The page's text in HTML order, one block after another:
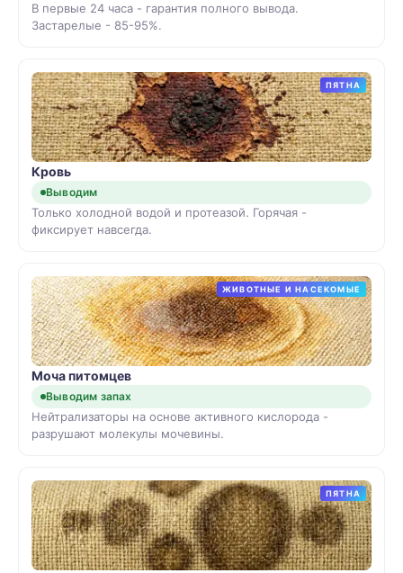
В первые 24 часа - гарантия полного вывода.
Застарелые - 85-95%.
ПЯТНА
Кровь
Выводим
Только холодной водой и протеазой. Горячая -
фиксирует навсегда.
ЖИВОТНЫЕ И НАСЕКОМЫЕ
Моча питомцев
Выводим запах
Нейтрализаторы на основе активного кислорода -
разрушают молекулы мочевины.
ПЯТНА